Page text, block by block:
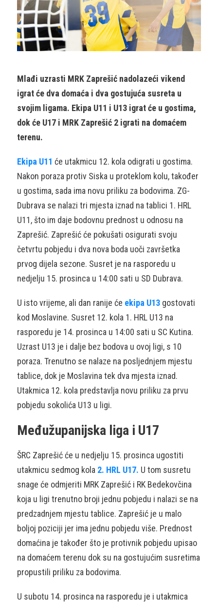
Mlađi uzrasti MRK Zaprešić nadolazeći vikend
igrat će dva domaća i dva gostujuća susreta u
svojim ligama. Ekipa U11 i U13 igrat će u gostima,
dok će U17 i MRK Zaprešić 2 igrati na domaćem
terenu.
Ekipa U11 će utakmicu 12. kola odigrati u gostima.
Nakon poraza protiv Siska u proteklom kolu, također
u gostima, sada ima novu priliku za bodovima. ZG-
Dubrava se nalazi tri mjesta iznad na tablici 1. HRL
U11, što im daje bodovnu prednost u odnosu na
Zaprešić. Zaprešić će pokušati osigurati svoju
četvrtu pobjedu i dva nova boda uoči završetka
prvog dijela sezone. Susret je na rasporedu u
nedjelju 15. prosinca u 14:00 sati u SD Dubrava.
U isto vrijeme, ali dan ranije će ekipa U13 gostovati
kod Moslavine. Susret 12. kola 1. HRL U13 na
rasporedu je 14. prosinca u 14:00 sati u SC Kutina.
Uzrast U13 je i dalje bez bodova u ovoj ligi, s 10
poraza. Trenutno se nalaze na posljednjem mjestu
tablice, dok je Moslavina tek dva mjesta iznad.
Utakmica 12. kola predstavlja novu priliku za prvu
pobjedu sokolića U13 u ligi.
Međužupanijska liga i U17
ŠRC Zaprešić će u nedjelju 15. prosinca ugostiti
utakmicu sedmog kola 2. HRL U17. U tom susretu
snage će odmjeriti MRK Zaprešić i RK Bedekovčina
koja u ligi trenutno broji jednu pobjedu i nalazi se na
predzadnjem mjestu tablice. Zaprešić je u malo
boljoj poziciji jer ima jednu pobjedu više. Prednost
domaćina je također što je protivnik pobjedu upisao
na domaćem terenu dok su na gostujućim susretima
propustili priliku za bodovima.
U subotu 14. prosinca na rasporedu je i utakmica